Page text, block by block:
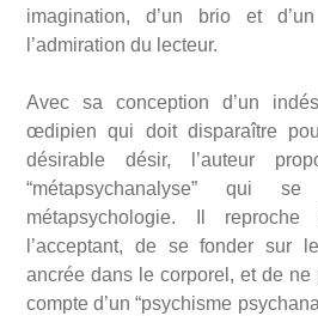
imagination, d’un brio et
l’admiration du lecteur.
Avec sa conception d’un
œdipien qui doit disparaître
désirable désir, l’auteur
“métapsychanalyse” qui
métapsychologie. Il
l’acceptant, de se fonder sur
ancrée dans le corporel, et de ne
compte d’un “psychisme